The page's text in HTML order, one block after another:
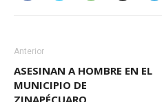
Anterior
ASESINAN A HOMBRE EN EL
MUNICIPIO DE
ZINAPÉCUARO